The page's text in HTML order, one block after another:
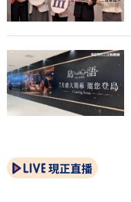
現正直播